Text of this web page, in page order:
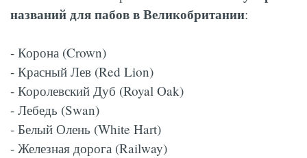
названий для пабов в Великобритании:
- Корона (Crown)
- Красный Лев (Red Lion)
- Королевский Дуб (Royal Oak)
- Лебедь (Swan)
- Белый Олень (White Hart)
- Железная дорога (Railway)